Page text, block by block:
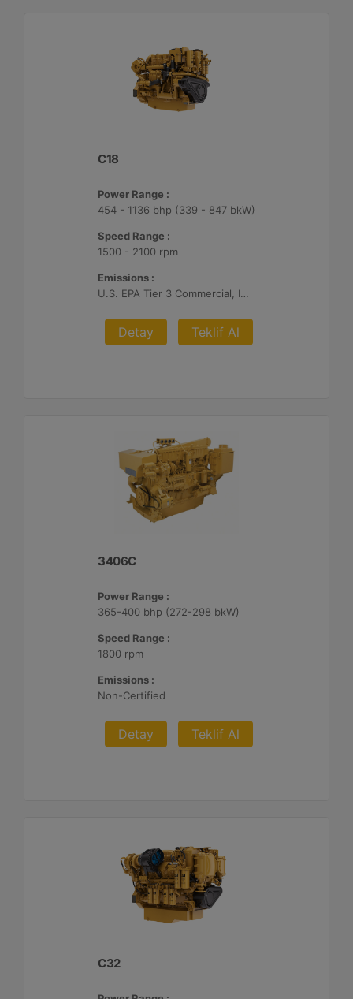
C18
Power Range :
454 - 1136 bhp (339 - 847 bkW)
Speed Range :
1500 - 2100 rpm
Emissions :
U.S. EPA Tier 3 Commercial, IMO II, EU IWW, EU Stage V, China II
Detay Teklif Al
3406C
Power Range :
365-400 bhp (272-298 bkW)
Speed Range :
1800 rpm
Emissions :
Non-Certified
Detay Teklif Al
C32